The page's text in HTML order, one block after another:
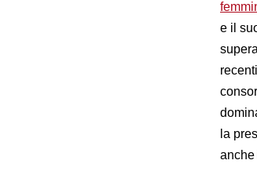
e il
la
anche